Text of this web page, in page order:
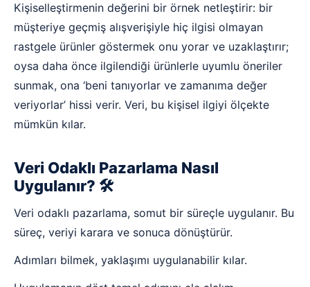
Kişiselleştirmenin değerini bir örnek netleştirir: bir
müşteriye geçmiş alışverişiyle hiç ilgisi olmayan
rastgele ürünler göstermek onu yorar ve uzaklaştırır;
oysa daha önce ilgilendiği ürünlerle uyumlu öneriler
sunmak, ona ‘beni tanıyorlar ve zamanıma değer
veriyorlar’ hissi verir. Veri, bu kişisel ilgiyi ölçekte
mümkün kılar.
Veri Odaklı Pazarlama Nasıl
Uygulanır? 🛠️
Veri odaklı pazarlama, somut bir süreçle uygulanır. Bu
süreç, veriyi karara ve sonuca dönüştürür.
Adımları bilmek, yaklaşımı uygulanabilir kılar.